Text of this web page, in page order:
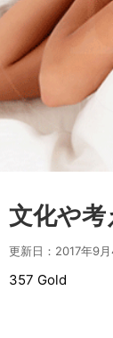
文化や考
更新日： 2017年9月
357 Gold